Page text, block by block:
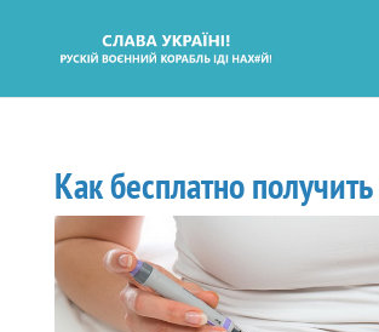
Как бесплатно